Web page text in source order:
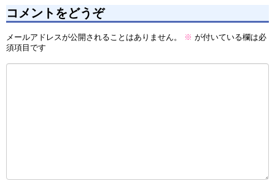
コメントをどうぞ
メールアドレスが公開されることはありません。 ※ が付いている欄は必
須項目です